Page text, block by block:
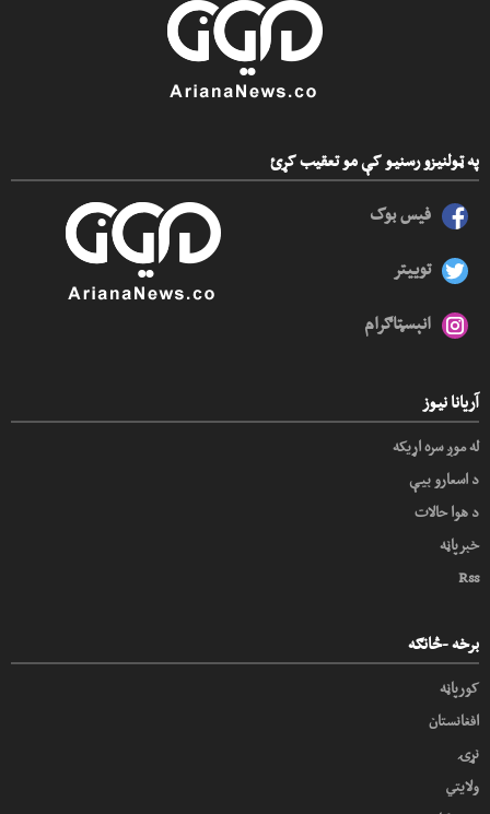
په ټولنیزو رسنیو کې مو تعقیب کړئ
فیس بوک
توییتر
انېسټاګرام
آریانا نیوز
له موږ سره اړیکه
د اسعارو بیې
د هوا حالات
خبرپاڼه
Rss
برخه -څانګه
کورپاڼه
افغانستان
نړۍ
ولایتي